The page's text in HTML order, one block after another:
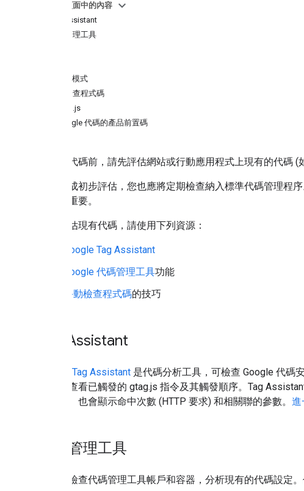
這個頁面中的內容
Tag Assistant
代碼管理工具
預覽模式
手動檢查程式碼
gtag.js
Google 代碼的產品前置碼
安裝新代碼前，請先評估網站或行動應用程式上現有的代碼
即使完成初步評估，您也應將定期檢查納入標準代碼管理程
性至關重要。
如要評估現有代碼，請使用下列資源：
Google Tag Assistant
Google 代碼管理工具功能
手動檢查程式碼的技巧
Tag Assistant
Google Tag Assistant 是代碼分析工具，可檢查 Google 代碼
方便您查看已觸發的 gtag.js 指令及其觸發順序。Tag
。也會顯示命中次數 (HTTP 要求) 和相關聯的參數。 進
代碼管理工具
您可以檢查代碼管理工具帳戶和容器，分析現有的代碼設定